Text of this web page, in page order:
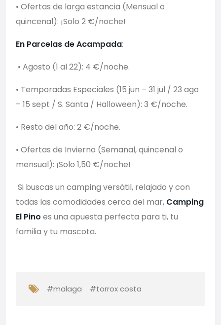
• Ofertas de larga estancia (Mensual o
quincenal): ¡Solo 2 €/noche!
En Parcelas de Acampada:
• Agosto (1 al 22): 4 €/noche.
• Temporadas Especiales (15 jun – 31 jul / 23 ago
– 15 sept / S. Santa / Halloween): 3 €/noche.
• Resto del año: 2 €/noche.
• Ofertas de Invierno (Semanal, quincenal o
mensual): ¡Solo 1,50 €/noche!
Si buscas un camping versátil, relajado y con
todas las comodidades cerca del mar, Camping
El Pino es una apuesta perfecta para ti, tu
familia y tu mascota.
#malaga #torrox costa